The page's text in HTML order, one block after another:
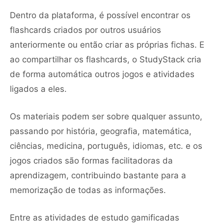
Dentro da plataforma, é possível encontrar os
flashcards criados por outros usuários
anteriormente ou então criar as próprias fichas. E
ao compartilhar os flashcards, o StudyStack cria
de forma automática outros jogos e atividades
ligados a eles.
Os materiais podem ser sobre qualquer assunto,
passando por história, geografia, matemática,
ciências, medicina, português, idiomas, etc. e os
jogos criados são formas facilitadoras da
aprendizagem, contribuindo bastante para a
memorização de todas as informações.
Entre as atividades de estudo gamificadas